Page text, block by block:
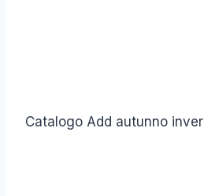
Catalogo Add autunno